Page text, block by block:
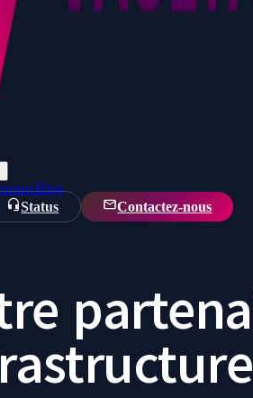
Blog
Status Contactez-nous